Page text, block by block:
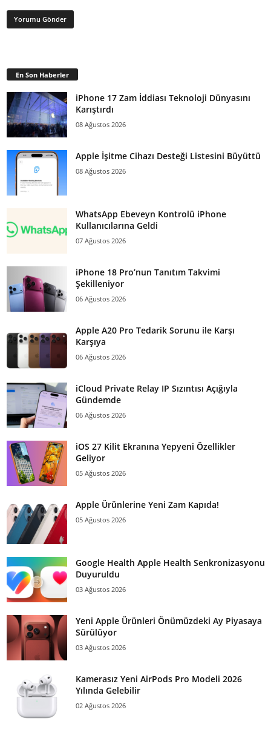
En Son Haberler
iPhone 17 Zam İddiası Teknoloji Dünyasını
Karıştırdı
08 Ağustos 2026
Apple İşitme Cihazı Desteği Listesini Büyüttü
08 Ağustos 2026
WhatsApp Ebeveyn Kontrolü iPhone
Kullanıcılarına Geldi
07 Ağustos 2026
iPhone 18 Pro’nun Tanıtım Takvimi
Şekilleniyor
06 Ağustos 2026
Apple A20 Pro Tedarik Sorunu ile Karşı
Karşıya
06 Ağustos 2026
iCloud Private Relay IP Sızıntısı Açığıyla
Gündemde
06 Ağustos 2026
iOS 27 Kilit Ekranına Yepyeni Özellikler
Geliyor
05 Ağustos 2026
Apple Ürünlerine Yeni Zam Kapıda!
05 Ağustos 2026
Google Health Apple Health Senkronizasyonu
Duyuruldu
03 Ağustos 2026
Yeni Apple Ürünleri Önümüzdeki Ay Piyasaya
Sürülüyor
03 Ağustos 2026
Kamerasız Yeni AirPods Pro Modeli 2026
Yılında Gelebilir
02 Ağustos 2026